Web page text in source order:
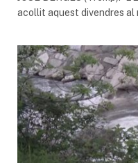
acollit aquest divendres al